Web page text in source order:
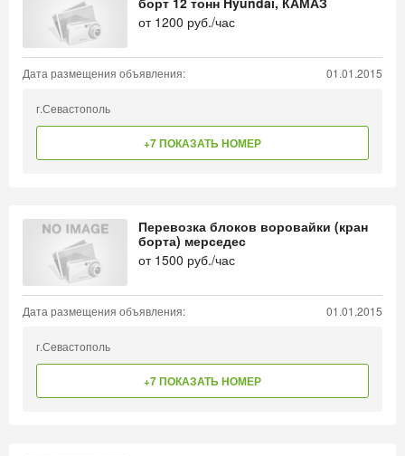
от 1200 руб./час
Дата размещения объявления: 01.01.2015
г.Севастополь
+7 ПОКАЗАТЬ НОМЕР
Перевозка блоков воровайки (кран
борта) мерседес
от 1500 руб./час
Дата размещения объявления: 01.01.2015
г.Севастополь
+7 ПОКАЗАТЬ НОМЕР